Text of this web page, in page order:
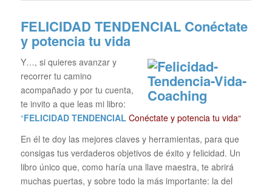
FELICIDAD TENDENCIAL Conéctate
y potencia tu vida
Y…, si quieres avanzar y
recorrer tu camino
acompañado y por tu cuenta,
te invito a que leas mi libro:
“FELICIDAD TENDENCIAL Conéctate y potencia tu vida“
En él te doy las mejores claves y herramientas, para que
consigas tus verdaderos objetivos de éxito y felicidad. Un
libro único que, como haría una llave maestra, te abrirá
muchas puertas, y sobre todo la más importante: la del